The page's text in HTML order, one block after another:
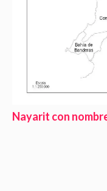
Nayarit con